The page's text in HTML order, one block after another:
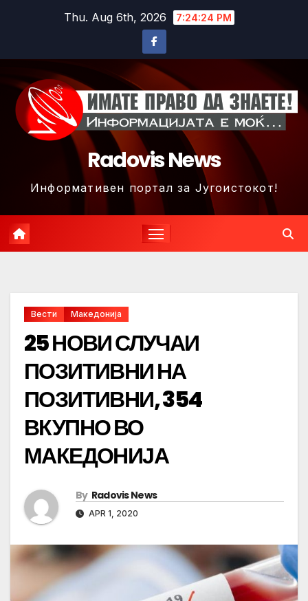
Thu. Aug 6th, 2026 7:24:27 PM
Radovis News
Информативен портал за Југоистокот!
Вести Македонија
25 НОВИ СЛУЧАИ
ПОЗИТИВНИ НА
ПОЗИТИВНИ, 354
ВКУПНО ВО
МАКЕДОНИЈА
By Radovis News
APR 1, 2020